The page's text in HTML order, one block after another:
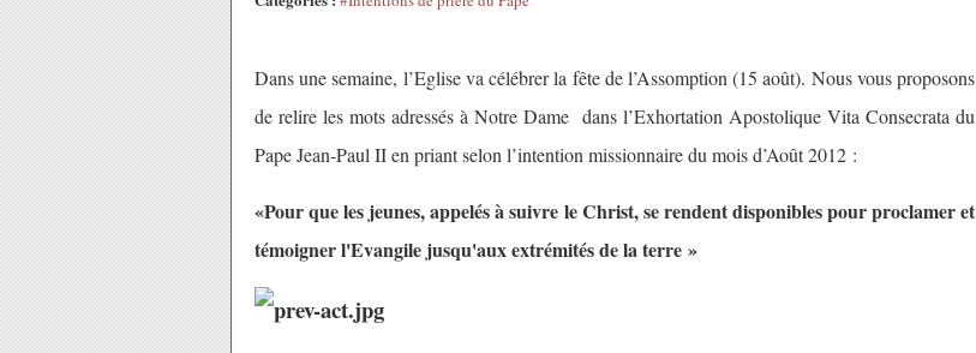
Dans une semaine, l’Eglise va célébrer la fête de l’Assomption (15 août). Nous vous proposons
de relire les mots adressés à Notre Dame dans l’Exhortation Apostolique Vita Consecrata du
Pape Jean-Paul II en priant selon l’intention missionnaire du mois d’Août 2012 :
«Pour que les jeunes, appelés à suivre le Christ, se rendent disponibles pour proclamer et
témoigner l'Evangile jusqu'aux extrémités de la terre »